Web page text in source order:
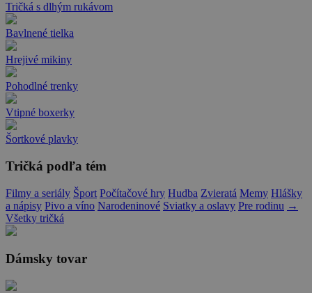
Tričká s dlhým rukávom
Bavlnené tielka
Hrejivé mikiny
Pohodlné trenky
Vtipné boxerky
Šortkové plavky
Tričká podľa tém
Filmy a seriály Šport Počítačové hry Hudba Zvieratá Memy Hlášky
a nápisy Pivo a víno Narodeninové Sviatky a oslavy Pre rodinu →
Všetky tričká
Dámsky tovar